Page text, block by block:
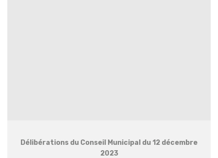
Délibérations du Conseil Municipal du 12 décembre
2023